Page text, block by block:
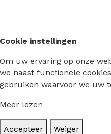
Cookie instellingen
Om uw ervaring op onze
we naast functionele
gebruiken waarvoor we uw
Meer lezen
Accepteer Weiger